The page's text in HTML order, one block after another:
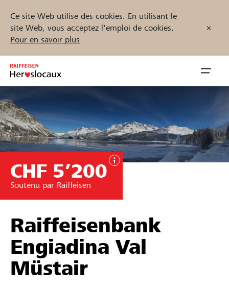
Ce site Web utilise des cookies. En utilisant le
site Web, vous acceptez l'emploi de cookies.
Pour en savoir plus
Inhalt
springen
öffnen
Parrainer
Soutien & assistance
Partenaires / Banques Raiffeisen
Trouvez des projets et des organisations
Démarrez maintenant
CHF 5’200
Soutenu par Raiffeisen
Raiffeisenbank
Engiadina Val
Müstair